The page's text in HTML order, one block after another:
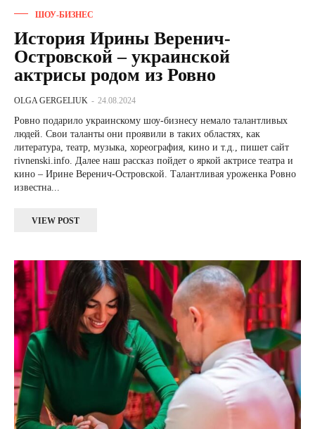
ШОУ-БИЗНЕС
История Ирины Веренич-
Островской – украинской
актрисы родом из Ровно
OLGA GERGELIUK - 24.08.2024
Ровно подарило украинскому шоу-бизнесу немало талантливых
людей. Свои таланты они проявили в таких областях, как
литература, театр, музыка, хореография, кино и т.д., пишет сайт
rivnenski.info. Далее наш рассказ пойдет о яркой актрисе театра и
кино – Ирине Веренич-Островской. Талантливая уроженка Ровно
известна...
VIEW POST